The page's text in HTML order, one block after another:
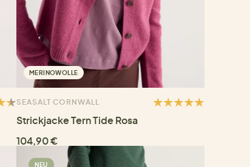
MERINOWOLLE
SEASALT CORNWALL
Strickjacke Tern Tide Rosa
104,90 €
NEU